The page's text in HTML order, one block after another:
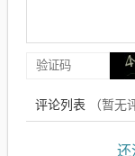
评论列表 （暂无
还